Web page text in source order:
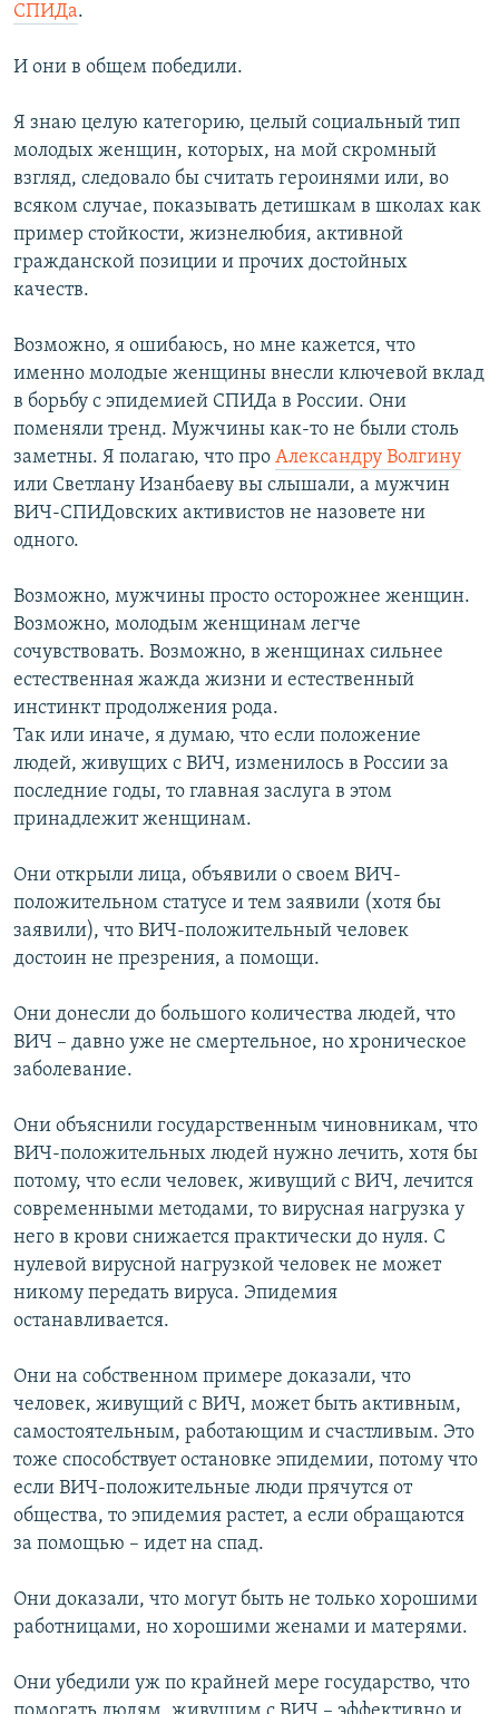
СПИДа.
И они в общем победили.
Я знаю целую категорию, целый социальный тип
молодых женщин, которых, на мой скромный
взгляд, следовало бы считать героинями или, во
всяком случае, показывать детишкам в школах как
пример стойкости, жизнелюбия, активной
гражданской позиции и прочих достойных
качеств.
Возможно, я ошибаюсь, но мне кажется, что
именно молодые женщины внесли ключевой вклад
в борьбу с эпидемией СПИДа в России. Они
поменяли тренд. Мужчины как-то не были столь
заметны. Я полагаю, что про Александру Волгину
или Светлану Изанбаеву вы слышали, а мужчин
ВИЧ-СПИДовских активистов не назовете ни
одного.
Возможно, мужчины просто осторожнее женщин.
Возможно, молодым женщинам легче
сочувствовать. Возможно, в женщинах сильнее
естественная жажда жизни и естественный
инстинкт продолжения рода.
Так или иначе, я думаю, что если положение
людей, живущих с ВИЧ, изменилось в России за
последние годы, то главная заслуга в этом
принадлежит женщинам.
Они открыли лица, объявили о своем ВИЧ-
положительном статусе и тем заявили (хотя бы
заявили), что ВИЧ-положительный человек
достоин не презрения, а помощи.
Они донесли до большого количества людей, что
ВИЧ – давно уже не смертельное, но хроническое
заболевание.
Они объяснили государственным чиновникам, что
ВИЧ-положительных людей нужно лечить, хотя бы
потому, что если человек, живущий с ВИЧ, лечится
современными методами, то вирусная нагрузка у
него в крови снижается практически до нуля. С
нулевой вирусной нагрузкой человек не может
никому передать вируса. Эпидемия
останавливается.
Они на собственном примере доказали, что
человек, живущий с ВИЧ, может быть активным,
самостоятельным, работающим и счастливым. Это
тоже способствует остановке эпидемии, потому что
если ВИЧ-положительные люди прячутся от
общества, то эпидемия растет, а если обращаются
за помощью – идет на спад.
Они доказали, что могут быть не только хорошими
работницами, но хорошими женами и матерями.
Они убедили уж по крайней мере государство, что